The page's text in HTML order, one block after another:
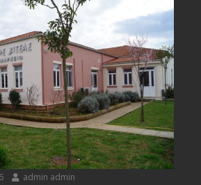
admin admin